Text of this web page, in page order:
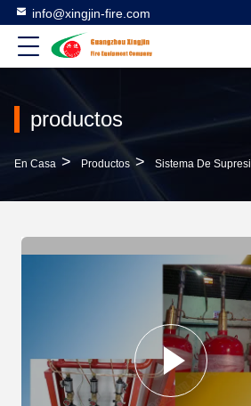
info@xingjin-fire.com
productos
En Casa > Productos > Sistema De Supresión